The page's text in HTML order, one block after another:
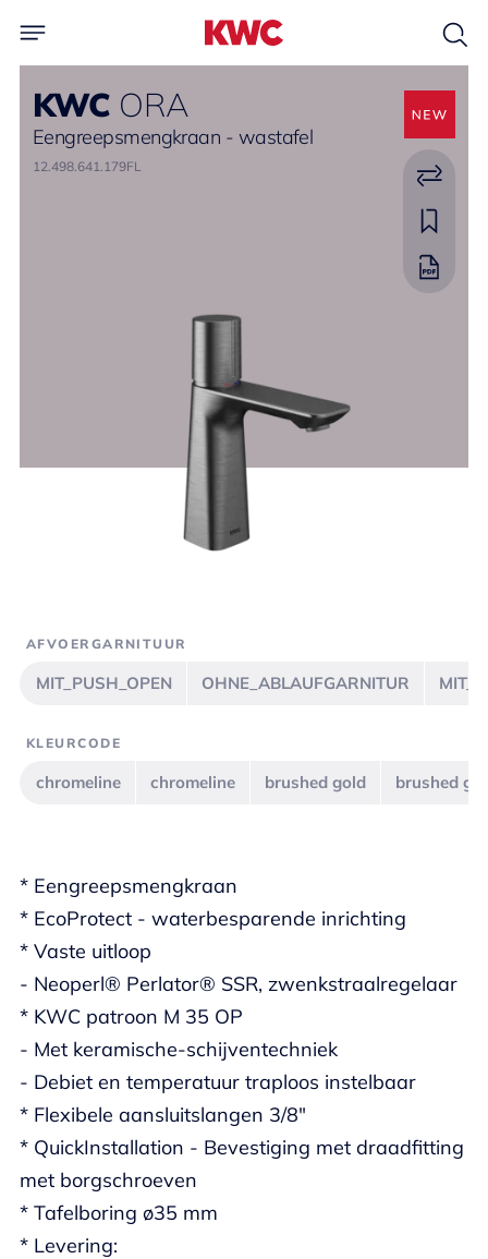
KWC ORA
Eengreepsmengkraan - wastafel
12.498.641.179FL
* Eengreepsmengkraan
* EcoProtect - waterbesparende inrichting
* Vaste uitloop
- Neoperl® Perlator® SSR, zwenkstraalregelaar
* KWC patroon M 35 OP
- Met keramische-schijventechniek
- Debiet en temperatuur traploos instelbaar
* Flexibele aansluitslangen 3/8"
* QuickInstallation - Bevestiging met draadfitting
met borgschroeven
* Tafelboring ø35 mm
* Levering:
AFVOERGARNITUUR
MIT_PUSH_OPEN OHNE_ABLAUFGARNITUR
KLEURCODE
chromeline chromeline brushed gold brushed